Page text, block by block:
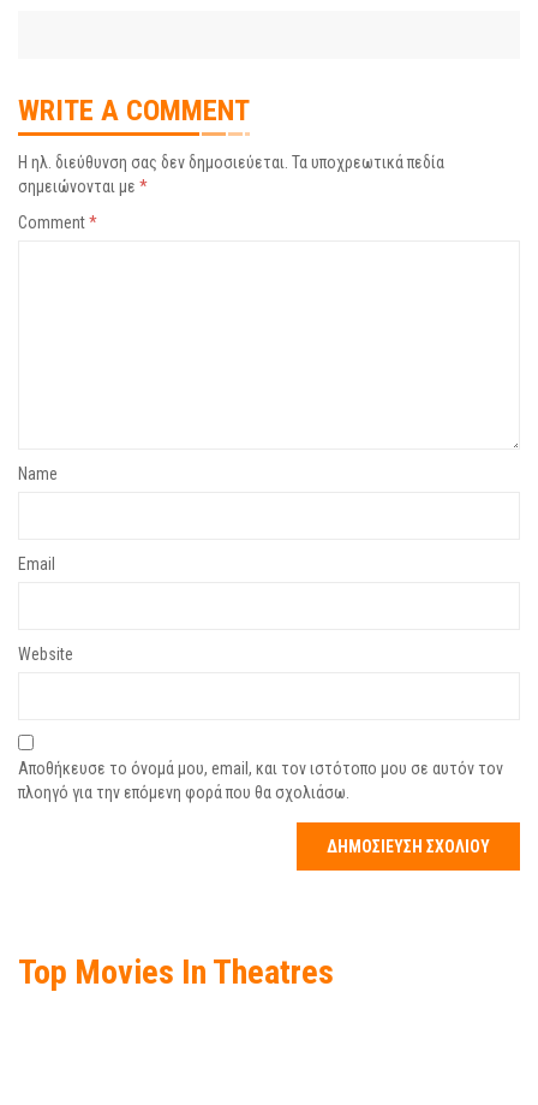
WRITE A COMMENT
Η ηλ. διεύθυνση σας δεν δημοσιεύεται. Τα υποχρεωτικά πεδία
σημειώνονται με *
Comment*
Name
Email
Website
Αποθήκευσε το όνομά μου, email, και τον ιστότοπο μου σε αυτόν τον
πλοηγό για την επόμενη φορά που θα σχολιάσω.
Top Movies In Theatres